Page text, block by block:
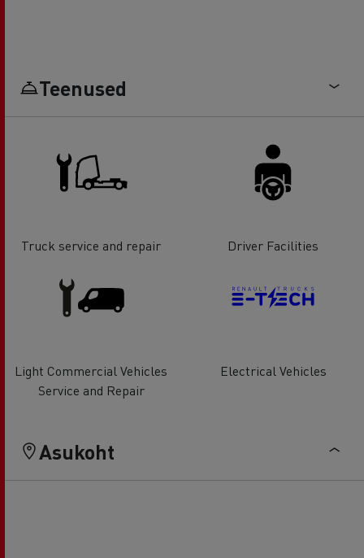
Teenused
Truck service and repair Driver Facilities
Light Commercial Vehicles
Service and Repair
Electrical Vehicles
Asukoht